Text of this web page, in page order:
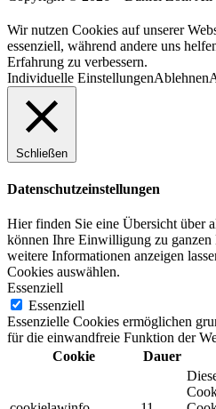
Wir nutzen Cookies auf unserer
essenziell, während andere uns
Erfahrung zu verbessern.
Individuelle EinstellungenAblehnen
Schließen
Datenschutzeinstellungen
Hier finden Sie eine Übersicht über
können Ihre Einwilligung zu ganzen
weitere Informationen anzeigen
Cookies auswählen.
Essenziell
Essenziell
Essenzielle Cookies ermöglichen
für die einwandfreie Funktion der
Cookie
Dauer